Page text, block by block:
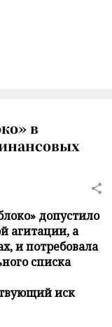
в
допустило
агитации, а
и потребовала
списка
иск